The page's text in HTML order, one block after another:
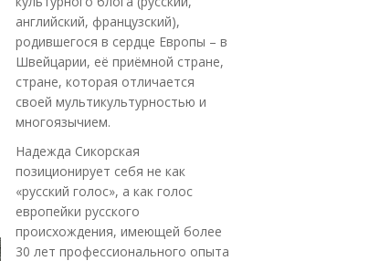
английский, французский),
родившегося в сердце Европы – в
Швейцарии, её приёмной стране,
стране, которая отличается
своей мультикультурностью и
многоязычием.
Надежда Сикорская
позиционирует себя не как
«русский голос», а как голос
европейки русского
происхождения, имеющей более
30 лет профессионального опыта